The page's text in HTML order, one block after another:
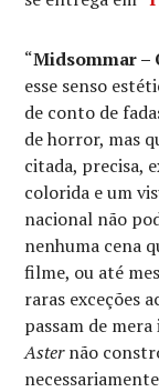
“Midsommar –
esse senso
de conto de
de horror, mas
citada, precisa,
colorida e um
nacional não
nenhuma cena
filme, ou até
raras exceções
passam de
Asternão